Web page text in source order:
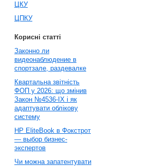
ЦКУ
ЦПКУ
Корисні статті
Законно ли
видеонаблюдение в
спортзале, раздевалке
Квартальна звітність
ФОП у 2026: що змінив
Закон №4536-IX і як
адаптувати облікову
систему
HP EliteBook в Фокстрот
— выбор бизнес-
экспертов
Чи можна запатентувати